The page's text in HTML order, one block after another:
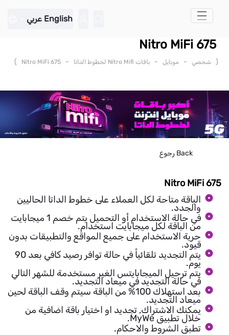
تخطي إلى المحتوى الرئيسي
English عربي
Nitro MiFi 675
( شخصي - موبايل - باقات Nitro Mifi لخطوط الداتا -
Nitro MiFi 675
)
Back رجوع
Nitro MiFi 675
الباقة متاحة لكل العملاء على خطوط الداتا الحاليين
والجدد.
في حالة الاستخدام أو التحميل يتم خصم 1 ميجابايت
من الباقة لكل ميجابايت استخدام.
حرية الاستخدام على جميع المواقع والتطبيقات بدون
قيود.
يتم التجديد تلقائياً في حالة توافر رصيد كافي بعد 90
يوم.
يتم ترحيل الميجابايتس الغير مستخدمة للشهر التالي
في حالة التجديد في ميعاد التجديد.
بعد استهلاك 100% من الباقة سيتم وقف الباقة لحين
ميعاد التجديد.
يمكنك الاشتراك, تجديد او اختيار باقة اضافية من
خلال تطبيق MyWe.
تطبق الشروط والاحكام.